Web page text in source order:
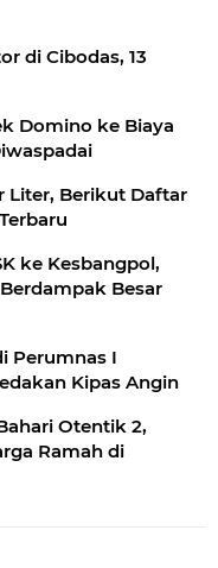
di Cibodas, 13
Domino ke Biaya
Liter, Berikut Daftar
ke Kesbangpol,
Besar
Perumnas I
Baru,Api Diduga dari Ledakan Kipas Angin
Ramah di